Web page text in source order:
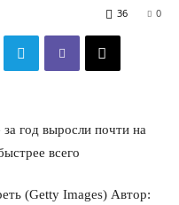
0
36
(Getty Images) Автор: